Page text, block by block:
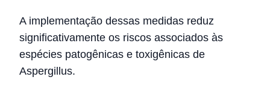
A implementação dessas medidas reduz
significativamente os riscos associados às
espécies patogênicas e toxigênicas de
Aspergillus.